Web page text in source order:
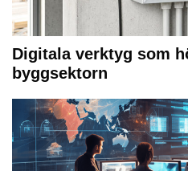
Digitala verktyg som
byggsektorn